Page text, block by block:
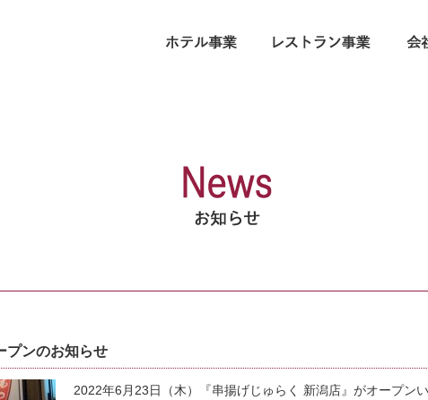
プンのお知らせ
2022年6月23日（木）『串揚げじゅらく 新潟店』がオープンい